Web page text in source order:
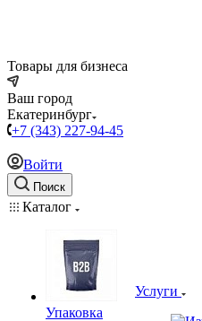
Товары для бизнеса
Ваш город
Екатеринбург
+7 (343) 227-94-45
Войти
Поиск
Каталог
Упаковка
Услуги